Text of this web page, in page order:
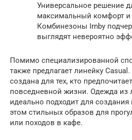
Универсальное решение
максимальный комфорт и
Комбинезоны Irnby
выглядят невероятно
Помимо специализированной
также предлагает линейку
создана для тех, кто предпочитает
повседневной жизни. Одежда из
идеально подходит для
этом стильных образов для
или походов в кафе.